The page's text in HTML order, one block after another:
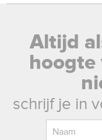
Altijd
hoogte
schrijf je in